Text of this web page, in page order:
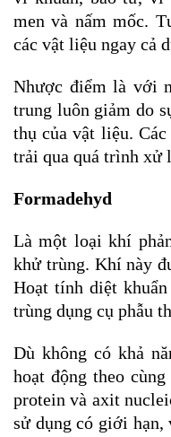
men và nấm mốc.
các vật liệu ngay cả
Nhược điểm là với
trung luôn giảm do
thụ của vật liệu.
trải qua quá trình xử
Formadehyd
Là một loại khí
khử trùng. Khí này
Hoạt tính diệt
trùng dụng cụ phẫu
Dù không có khả
hoạt động theo
protein và axit
sử dụng có giới